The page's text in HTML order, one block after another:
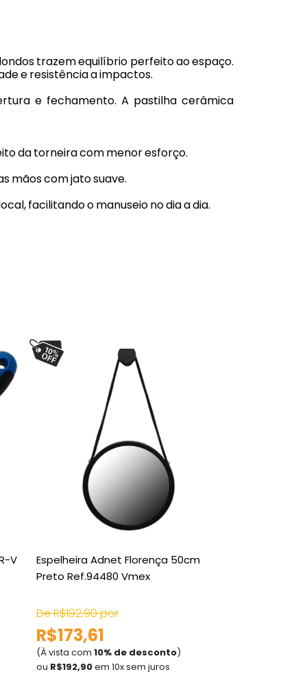
trazem equilíbrio perfeito ao espaço.
e resistência a impactos.
e fechamento. A pastilha cerâmica
da torneira com menor esforço.
mãos com jato suave.
facilitando o manuseio no dia a dia.
V
Espelheira Adnet Florença 50cm
Preto Ref.94480 Vmex
De R$192,90 por
R$173,61
(À vista com 10% de desconto)
ou R$192,90em 10x sem juros